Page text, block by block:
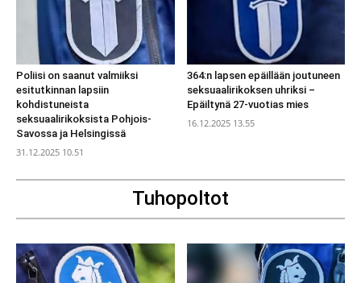
Poliisi on saanut valmiiksi
esitutkinnan lapsiin
kohdistuneista
seksuaalirikoksista Pohjois-
Savossa ja Helsingissä
31.12.2025 10.51
364:n lapsen epäillään joutuneen
seksuaalirikoksen uhriksi –
Epäiltynä 27-vuotias mies
16.12.2025 13.55
Tuhopoltot